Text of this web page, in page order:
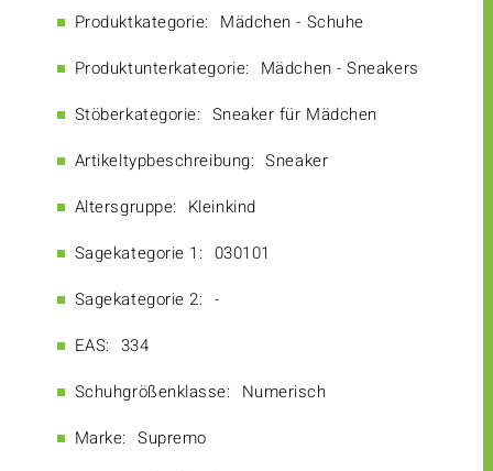
Produktkategorie: Mädchen - Schuhe
Produktunterkategorie: Mädchen - Sneakers
Stöberkategorie: Sneaker für Mädchen
Artikeltypbeschreibung: Sneaker
Altersgruppe: Kleinkind
Sagekategorie 1: 030101
Sagekategorie 2: -
EAS: 334
Schuhgrößenklasse: Numerisch
Marke: Supremo